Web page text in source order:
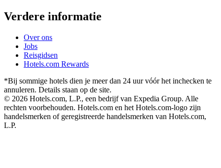
Verdere informatie
Over ons
Jobs
Reisgidsen
Hotels.com Rewards
*Bij sommige hotels dien je meer dan 24 uur vóór het inchecken te
annuleren. Details staan op de site.
© 2026 Hotels.com, L.P., een bedrijf van Expedia Group. Alle
rechten voorbehouden. Hotels.com en het Hotels.com-logo zijn
handelsmerken of geregistreerde handelsmerken van Hotels.com,
L.P.